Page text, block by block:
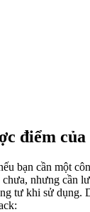
điểm
bạn cần một
nhưng cần
tư khi sử dụng.